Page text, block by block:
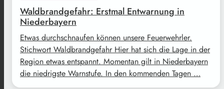
Waldbrandgefahr: Erstmal Entwarnung in
Niederbayern
Etwas durchschnaufen können unsere Feuerwehrler.
Stichwort Waldbrandgefahr Hier hat sich die Lage in der
Region etwas entspannt. Momentan gilt in Niederbayern
die niedrigste Warnstufe. In den kommenden Tagen …